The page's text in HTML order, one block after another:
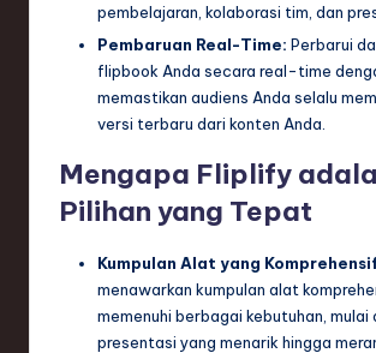
pembelajaran, kolaborasi tim, dan
Pembaruan Real-Time: Perbarui
flipbook Anda secara real-time
memastikan audiens Anda selalu
versi terbaru dari konten Anda.
Mengapa Fliplify
Pilihan yang Tepat
Kumpulan Alat yang
menawarkan kumpulan alat
memenuhi berbagai kebutuhan, mulai
presentasi yang menarik hingga